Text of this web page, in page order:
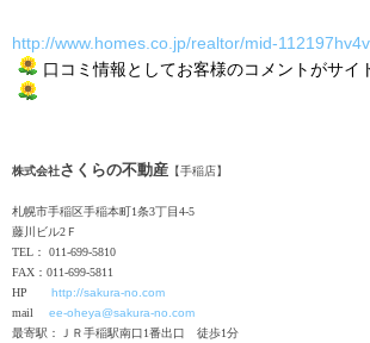
http://www.homes.co.jp/realtor/mid-
口コミ情報としてお客様のコメントがサイ
株式会社さくらの不動産 【手稲店】
札幌市手稲区手稲本町1条3丁目4-5
藤川ビル2Ｆ
TEL： 011-699-5810
FAX：011-699-5811
HP http://sakura-no.com
mail ee-oheya@sakura-no.com
最寄駅：ＪＲ手稲駅南口1番出口 徒歩1分